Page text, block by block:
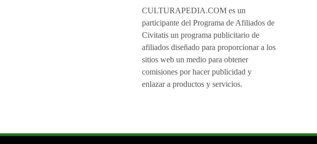
CULTURAPEDIA.COM es un
participante del Programa de Afiliados de
Civitatis un programa publicitario de
afiliados diseñado para proporcionar a los
sitios web un medio para obtener
comisiones por hacer publicidad y
enlazar a productos y servicios.